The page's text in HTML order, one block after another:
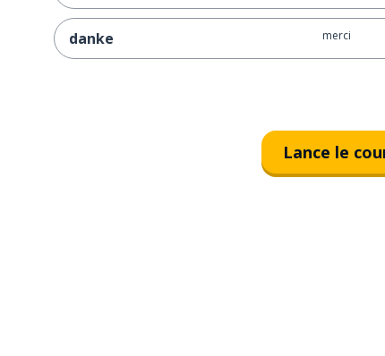
danke merci
Lance le